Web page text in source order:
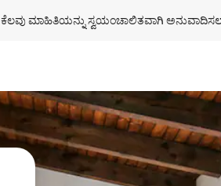
ಕೆಲವು ಮಾಹಿತಿಯನ್ನು ಸ್ವಯಂಚಾಲಿತವಾಗಿ